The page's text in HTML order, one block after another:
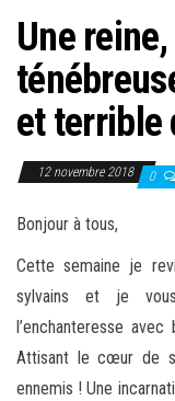
Une
et terrible
12 novembre 2018 0
Bonjour à tous,
Cette semaine je
sylvains et je
l’enchanteresse
Attisant le cœur de
ennemis ! Une